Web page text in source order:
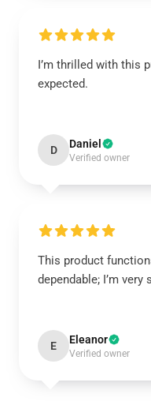
I’m thrilled with this
expected.
D Daniel
Verified owner
This product
dependable; I’m very
E Eleanor
Verified owner